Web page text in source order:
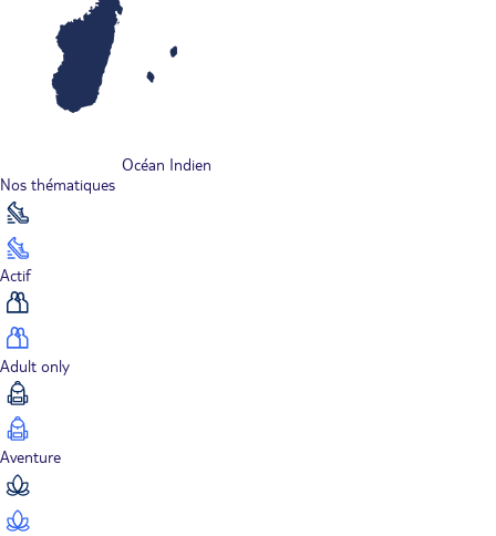
Océan Indien
Nos thématiques
Actif
Adult only
Aventure